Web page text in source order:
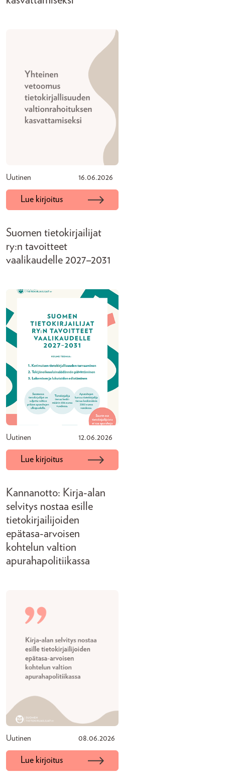
Uutinen 16.06.2026
Lue kirjoitus
Suomen tietokirjailijat
ry:n tavoitteet
vaalikaudelle 2027–2031
Uutinen 12.06.2026
Lue kirjoitus
Kannanotto: Kirja-alan
selvitys nostaa esille
tietokirjailijoiden
epätasa-arvoisen
kohtelun valtion
apurahapolitiikassa
Uutinen 08.06.2026
Lue kirjoitus